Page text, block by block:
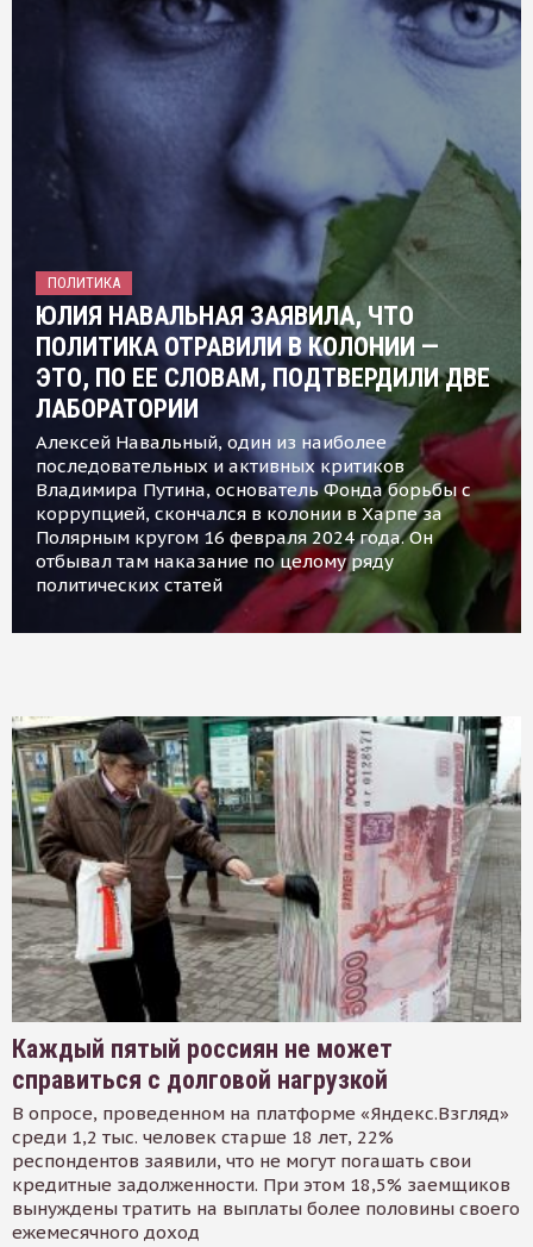
ПОЛИТИКА
ЮЛИЯ НАВАЛЬНАЯ ЗАЯВИЛА, ЧТО
ПОЛИТИКА ОТРАВИЛИ В КОЛОНИИ —
ЭТО, ПО ЕЕ СЛОВАМ, ПОДТВЕРДИЛИ ДВЕ
ЛАБОРАТОРИИ
Алексей Навальный, один из наиболее
последовательных и активных критиков
Владимира Путина, основатель Фонда борьбы с
коррупцией, скончался в колонии в Харпе за
Полярным кругом 16 февраля 2024 года. Он
отбывал там наказание по целому ряду
политических статей
Каждый пятый россиян не может
справиться с долговой нагрузкой
В опросе, проведенном на платформе «Яндекс.Взгляд»
среди 1,2 тыс. человек старше 18 лет, 22%
респондентов заявили, что не могут погашать свои
кредитные задолженности. При этом 18,5% заемщиков
вынуждены тратить на выплаты более половины своего
ежемесячного доход